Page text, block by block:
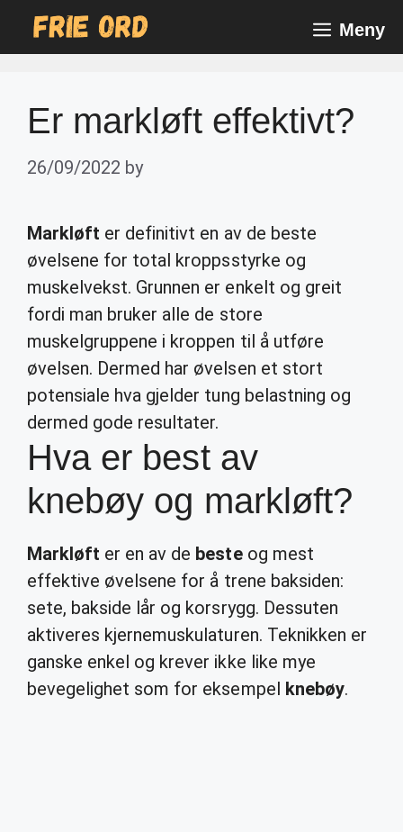
Meny
Er markløft effektivt?
26/09/2022 by
Markløft er definitivt en av de beste
øvelsene for total kroppsstyrke og
muskelvekst. Grunnen er enkelt og greit
fordi man bruker alle de store
muskelgruppene i kroppen til å utføre
øvelsen. Dermed har øvelsen et stort
potensiale hva gjelder tung belastning og
dermed gode resultater.
Hva er best av
knebøy og markløft?
Markløft er en av de besteog mest
effektive øvelsene for å trene baksiden:
sete, bakside lår og korsrygg. Dessuten
aktiveres kjernemuskulaturen. Teknikken er
ganske enkel og krever ikke like mye
bevegelighet som for eksempel knebøy.